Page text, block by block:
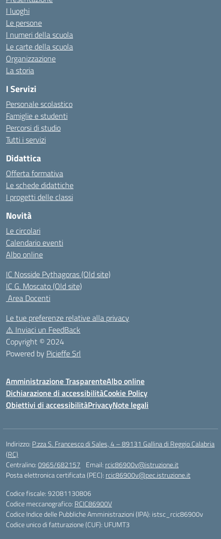
I luoghi
Le persone
I numeri della scuola
Le carte della scuola
Organizzazione
La storia
I Servizi
Personale scolastico
Famiglie e studenti
Percorsi di studio
Tutti i servizi
Didattica
Offerta formativa
Le schede didattiche
I progetti delle classi
Novità
Le circolari
Calendario eventi
Albo online
IC Nosside Pythagoras (Old site)
IC G. Moscato (Old site)
Area Docenti
Le tue preferenze relative alla privacy
⚠️ Inviaci un FeedBack
Copyright © 2024
Powered by Picieffe Srl
Amministrazione TrasparenteAlbo online
Dichiarazione di accessibilitàCookie Policy
Obiettivi di accessibilitàPrivacyNote legali
Indirizzo: P.zza S. Francesco di Sales, 4 – 89131 Gallina di Reggio Calabria
(RC)
Centralino:0965/682157 Email: rcic86900v@istruzione.it
Posta elettronica certificata (PEC): rcic86900v@pec.istruzione.it
Codice fiscale: 92081130806
Codice meccanografico: RCIC86900V
Codice Indice delle Pubbliche Amministrazioni (IPA): istsc_rcic86900v
Codice unico di fatturazione (CUF): UFUMT3